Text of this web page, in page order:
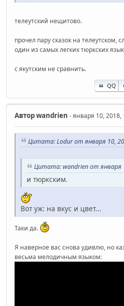
телеутский нещитово.
прочел пару сказок на
один из самых легких тюркских
с якутским не сравнить.
QQ
Авторwandrien - января 10, 2018,
Цитата: Lodur от января 10,
Цитата: wandrien от января
и тюркским.
Вот уж: на вкус и цвет...
Таки да.
Я наверное вас снова удивлю, но
весьма мелодичным языком: